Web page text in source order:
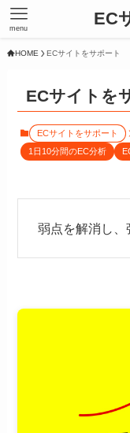
EC
menu
HOME ECサイトをサポート
ECサイトを
ECサイトをサポート
1日10分間のEC分析
弱点を解消し、